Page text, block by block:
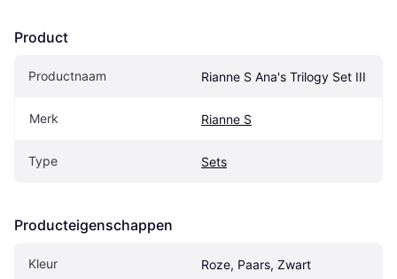
Product
Productnaam Rianne S Ana's Trilogy Set III
Merk Rianne S
Type Sets
Producteigenschappen
Kleur Roze, Paars, Zwart